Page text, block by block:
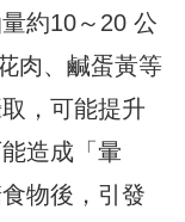
約10～20 公
肉、鹹蛋黃等
，可能提升
造成「暈
物後，引發